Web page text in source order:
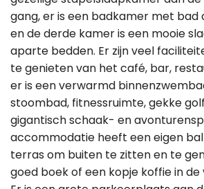
gang, er is een badkamer met bad
en de derde kamer is een mooie
aparte bedden. Er zijn veel
te genieten van het café, bar,
er is een verwarmd
stoombad, fitnessruimte, gekke
gigantisch schaak- en
accommodatie heeft een eigen
terras om buiten te zitten en te
goed boek of een kopje koffie in